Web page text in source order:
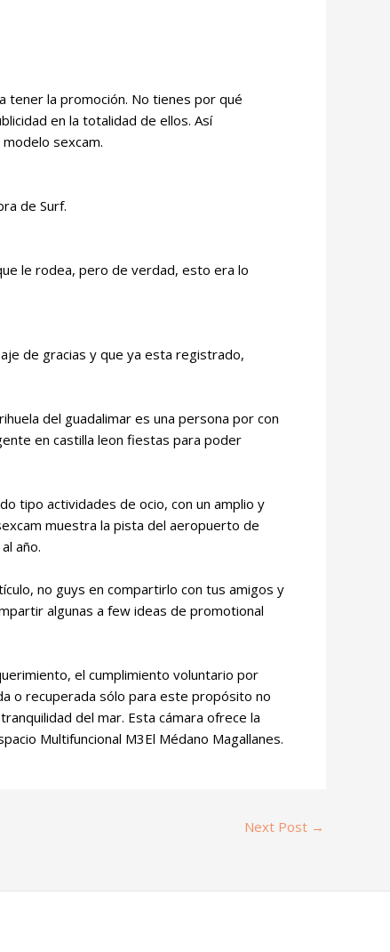
tener la promoción. No tienes por qué
en la totalidad de ellos. Así
sexcam.
de Surf.
le rodea, pero de verdad, esto era lo
de gracias y que ya esta registrado,
del guadalimar es una persona por con
en castilla leon fiestas para poder
tipo actividades de ocio, con un amplio y
muestra la pista del aeropuerto de
año.
no guys en compartirlo con tus amigos y
algunas a few ideas de promotional
el cumplimiento voluntario por
o recuperada sólo para este propósito no
del mar. Esta cámara ofrece la
Multifuncional M3El Médano Magallanes.
Next Post →